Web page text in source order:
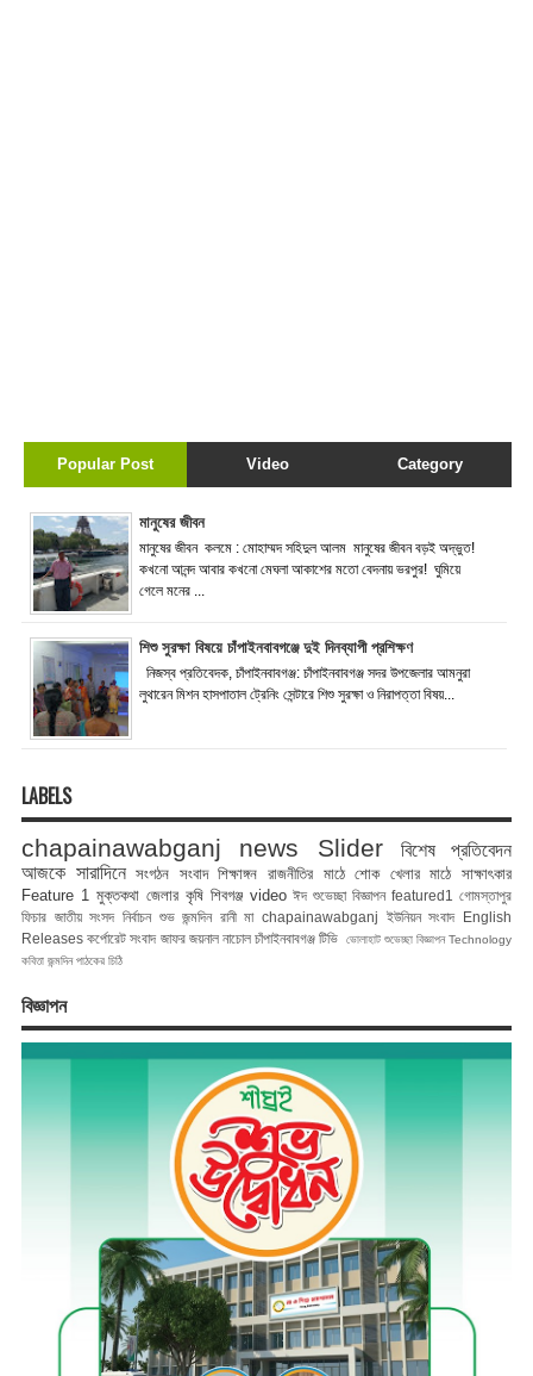
Popular Post Video Category
মানুষের জীবন
মানুষের জীবন কলমে : মোহাম্মদ সহিদুল আলম মানুষের জীবন বড়ই অদ্ভুত!
কখনো আনন্দ আবার কখনো মেঘলা আকাশের মতো বেদনায় ভরপুর! ঘুমিয়ে
গেলে মনের ...
শিশু সুরক্ষা বিষয়ে চাঁপাইনবাবগঞ্জে দুই দিনব্যাপী প্রশিক্ষণ
নিজস্ব প্রতিবেদক, চাঁপাইনবাবগঞ্জ: চাঁপাইনবাবগঞ্জ সদর উপজেলার আমনুরা
লুথারেন মিশন হাসপাতাল ট্রেনিং সেন্টারে শিশু সুরক্ষা ও নিরাপত্তা বিষয়...
LABELS
chapainawabganj news Slider
বিশেষ প্রতিবেদন
আজকে সারাদিনে সংগঠন সংবাদ শিক্ষাঙ্গন রাজনীতির মাঠে শোক খেলার মাঠে
সাক্ষাৎকার
Feature 1 মুক্তকথা জেলার কৃষি শিবগঞ্জ video ঈদ শুভেচ্ছা বিজ্ঞাপন featured1
গোমস্তাপুর
ফিচার জাতীয় সংসদ নির্বাচন শুভ জন্মদিন রানী মা chapainawabganj ইউনিয়ন সংবাদ
English
Releases কর্পোরেট সংবাদ জাফর জয়নাল নাচোল চাঁপাইনবাবগঞ্জ টিভি ভোলাহাট শুভেচ্ছা বিজ্ঞাপন Technology
কবিতা জন্মদিন পাঠকের চিঠি
বিজ্ঞাপন